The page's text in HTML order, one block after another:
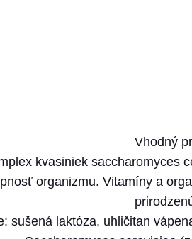
Vhodný
kvasiniek saccharomyces
organizmu. Vitamíny a
sušená laktóza, uhličitan